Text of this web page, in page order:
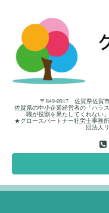
〒849-0917 佐賀県佐賀
佐賀県の中小企業経営者の「ハラ
職が役割を果たしてくれない
★グロースパートナー社労士事務
団法人